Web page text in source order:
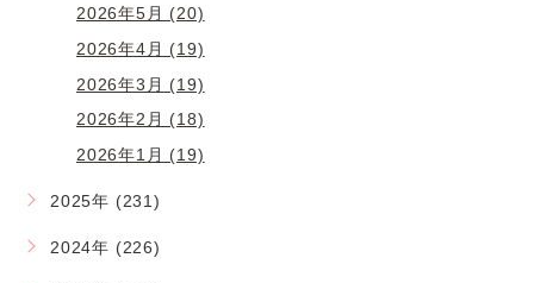
2026年5月 (20)
2026年4月 (19)
2026年3月 (19)
2026年2月 (18)
2026年1月 (19)
2025年 (231)
2024年 (226)